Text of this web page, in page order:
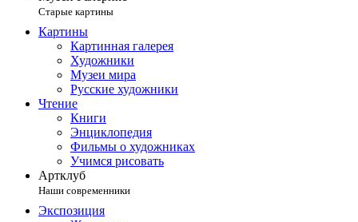
Старые картины
Картины
Картинная галерея
Художники
Музеи мира
Русские художники
Чтение
Книги
Энциклопедия
Фильмы о художниках
Учимся рисовать
Артклуб
Наши современники
Экспозиция